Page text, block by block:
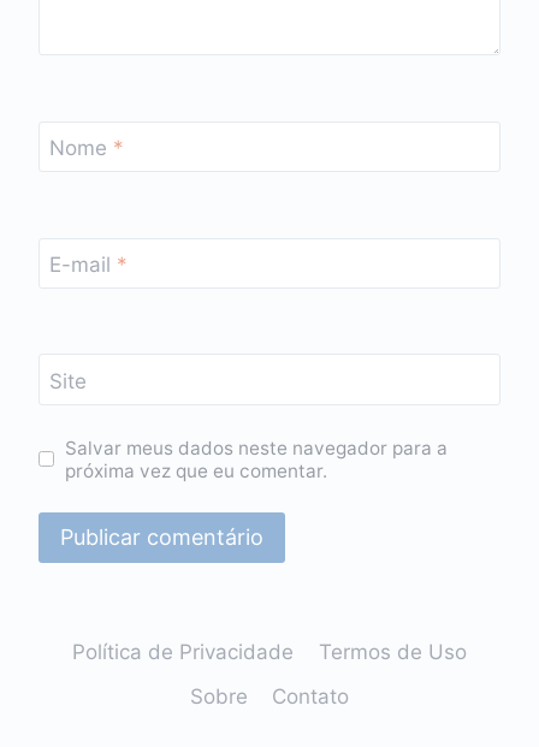
Nome *
E-mail *
Site
Salvar meus dados neste navegador para a
próxima vez que eu comentar.
Política de Privacidade
Termos de Uso
Sobre
Contato